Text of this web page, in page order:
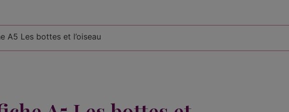
A5 Les bottes et l’oiseau